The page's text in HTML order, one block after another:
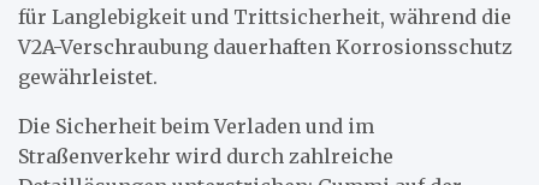
für Langlebigkeit und Trittsicherheit, während die
V2A-Verschraubung dauerhaften Korrosionsschutz
gewährleistet.
Die Sicherheit beim Verladen und im
Straßenverkehr wird durch zahlreiche